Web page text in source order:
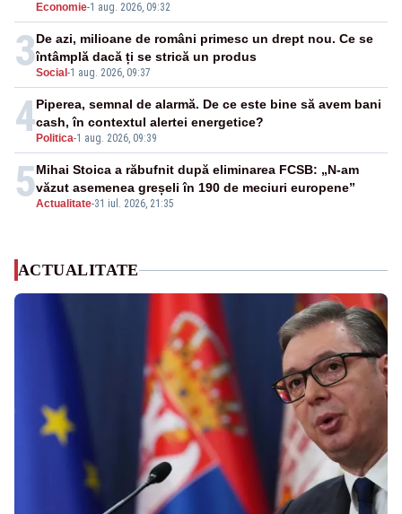
Economie-1 aug. 2026, 09:32
3Social -1 aug. 2026, 09:37
De azi, milioane de români primesc un drept nou. Ce se
întâmplă dacă ți se strică un produs
4 Politica-1 aug. 2026, 09:39
Piperea, semnal de alarmă. De ce este bine să avem bani
cash, în contextul alertei energetice?
5Actualitate-31 iul. 2026, 21:35
Mihai Stoica a răbufnit după eliminarea FCSB: „N-am
văzut asemenea greșeli în 190 de meciuri europene”
ACTUALITATE